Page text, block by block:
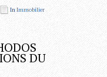
InImmobilier
DU